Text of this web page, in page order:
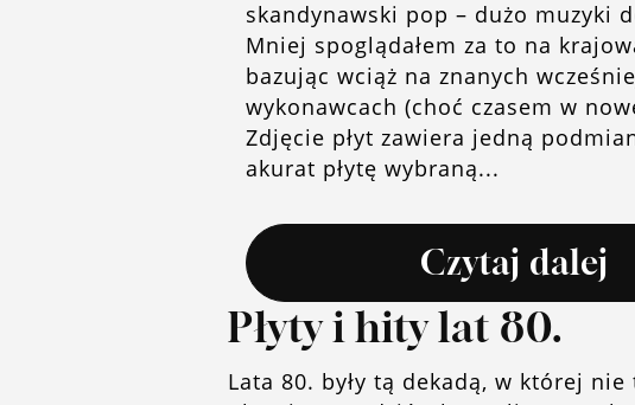
skandynawski pop – dużo muzyki
Mniej spoglądałem za to na
bazując wciąż na znanych
wykonawcach (choć czasem w
Zdjęcie płyt zawiera jedną
akurat płytę wybraną...
Czytaj dalej
Płyty i hity lat 80.
Lata 80. były tą dekadą, w której